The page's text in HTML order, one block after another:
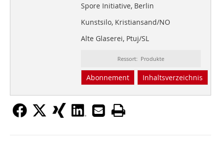
Spore Initiative, Berlin
Kunstsilo, Kristiansand/NO
Alte Glaserei, Ptuj/SL
Ressort: Produkte
Abonnement Inhaltsverzeichnis